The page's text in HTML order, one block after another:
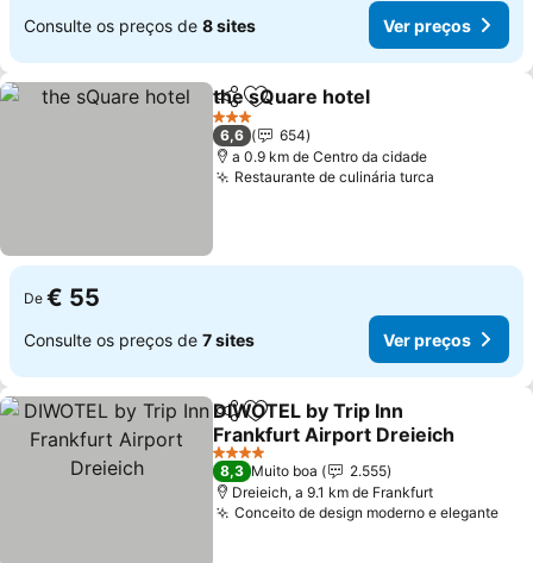
Consulte os preços de 8 sites Ver preços
PartilharAdicionar aos favoritos
the sQuare hotel
3 Estrelas
6,6
654
a 0.9 km de Centro da cidade
Restaurante de culinária turca
De € 55
Consulte os preços de 7 sites Ver preços
PartilharAdicionar aos favoritos
DIWOTEL by Trip Inn
Frankfurt Airport Dreieich
Ver preços
4 Estrelas
8,3 Muito boa
2.555
Dreieich, a 9.1 km de Frankfurt
Conceito de design moderno e elegante